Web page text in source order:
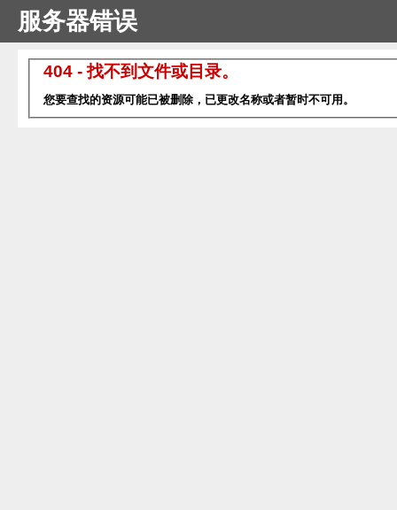
服务器错误
404 - 找不到文件或目录。
您要查找的资源可能已被删除，已更改名称或者暂时不可用。